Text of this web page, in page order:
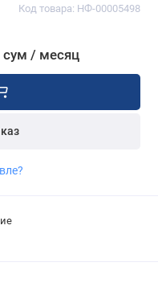
Код товара: НФ-00005498
сум / месяц